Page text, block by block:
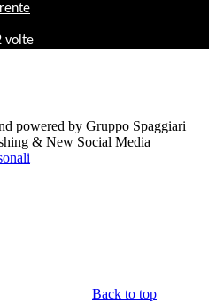
volte
powered by Gruppo Spaggiari
& New Social Media
Back to top